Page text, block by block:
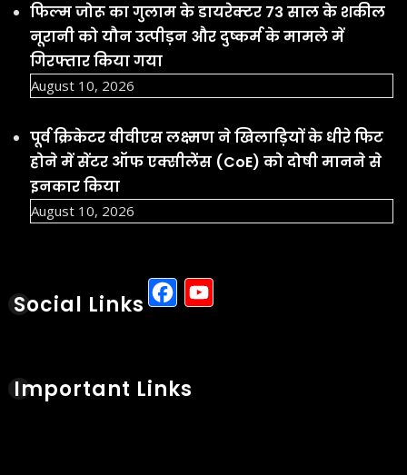
फिल्म जोरू का गुलाम के डायरेक्टर 73 साल के शकील
नूरानी को यौन उत्पीड़न और दुष्कर्म के मामले में
गिरफ्तार किया गया
August 10, 2026
पूर्व क्रिकेटर वीवीएस लक्ष्मण ने खिलाड़ियों के धीरे फिट
होने में सेंटर ऑफ एक्सीलेंस (CoE) को दोषी मानने से
इनकार किया
August 10, 2026
Social Links Facebook
Important Links